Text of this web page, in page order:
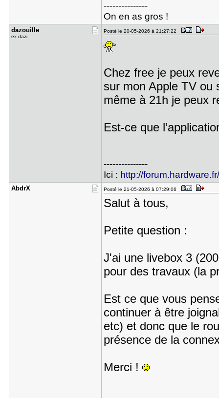
---------------
On en as gros !
dazouille
ex dazi
Posté le 20-05-2026 à 21:27:22
Chez free je peux
sur mon Apple TV ou
même à 21h je peux
Est-ce que
---------------
Ici : http://
AbdrX Posté le 21-05-2026 à 07:29:06
Salut à tous,
Petite question :
J'ai une livebox 3
pour des travaux (la
Est ce que vous
continuer à être
etc) et donc que le
présence de la
Merci !